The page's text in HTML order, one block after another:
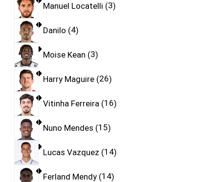
Manuel Locatelli 3
Danilo 4
Moise Kean 3
Harry Maguire 26
Vitinha Ferreira 16
Nuno Mendes 15
Lucas Vazquez 14
Ferland Mendy 14